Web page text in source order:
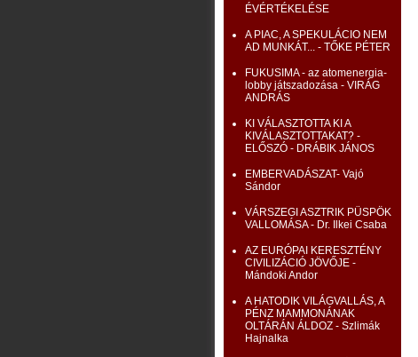
ÉVÉRTÉKELÉSE
A PIAC, A SPEKULÁCIO NEM
AD MUNKÁT... - TŐKE PÉTER
FUKUSIMA - az atomenergia-
lobby játszadozása - VIRÁG
ANDRÁS
KI VÁLASZTOTTA KI A
KIVÁLASZTOTTAKAT? -
ELŐSZÓ - DRÁBIK JÁNOS
EMBERVADÁSZAT- Vajó
Sándor
VÁRSZEGI ASZTRIK PÜSPÖK
VALLOMÁSA - Dr. Ilkei Csaba
AZ EURÓPAI KERESZTÉNY
CIVILIZÁCIÓ JÖVŐJE -
Mándoki Andor
A HATODIK VILÁGVALLÁS, A
PÉNZ MAMMONÁNAK
OLTÁRÁN ÁLDOZ - Szlimák
Hajnalka